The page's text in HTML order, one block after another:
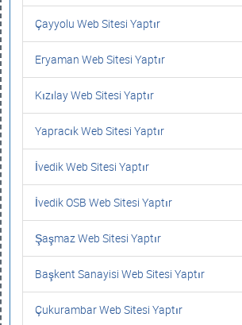
Çayyolu Web Sitesi Yaptır
Eryaman Web Sitesi Yaptır
Kızılay Web Sitesi Yaptır
Yapracık Web Sitesi Yaptır
İvedik Web Sitesi Yaptır
İvedik OSB Web Sitesi Yaptır
Şaşmaz Web Sitesi Yaptır
Başkent Sanayisi Web Sitesi Yaptır
Çukurambar Web Sitesi Yaptır